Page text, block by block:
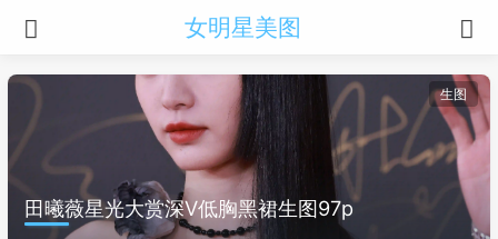
女明星美图
生图
田曦薇星光大赏深V低胸黑裙生图97p